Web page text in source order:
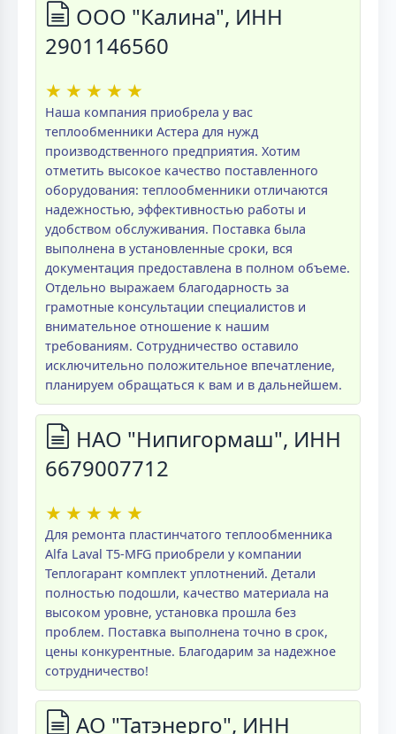
ООО "Калина", ИНН
2901146560
★ ★ ★ ★ ★
Наша компания приобрела у вас
теплообменники Астера для нужд
производственного предприятия. Хотим
отметить высокое качество поставленного
оборудования: теплообменники отличаются
надежностью, эффективностью работы и
удобством обслуживания. Поставка была
выполнена в установленные сроки, вся
документация предоставлена в полном объеме.
Отдельно выражаем благодарность за
грамотные консультации специалистов и
внимательное отношение к нашим
требованиям. Сотрудничество оставило
исключительно положительное впечатление,
планируем обращаться к вам и в дальнейшем.
НАО "Нипигормаш", ИНН
6679007712
★ ★ ★ ★ ★
Для ремонта пластинчатого теплообменника
Alfa Laval T5-MFG приобрели у компании
Теплогарант комплект уплотнений. Детали
полностью подошли, качество материала на
высоком уровне, установка прошла без
проблем. Поставка выполнена точно в срок,
цены конкурентные. Благодарим за надежное
сотрудничество!
АО "Татэнерго", ИНН